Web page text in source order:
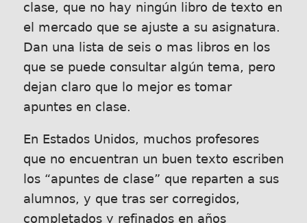
clase, que no hay ningún libro de texto en
el mercado que se ajuste a su asignatura.
Dan una lista de seis o mas libros en los
que se puede consultar algún tema, pero
dejan claro que lo mejor es tomar
apuntes en clase.
En Estados Unidos, muchos profesores
que no encuentran un buen texto escriben
los “apuntes de clase” que reparten a sus
alumnos, y que tras ser corregidos,
completados y refinados en años